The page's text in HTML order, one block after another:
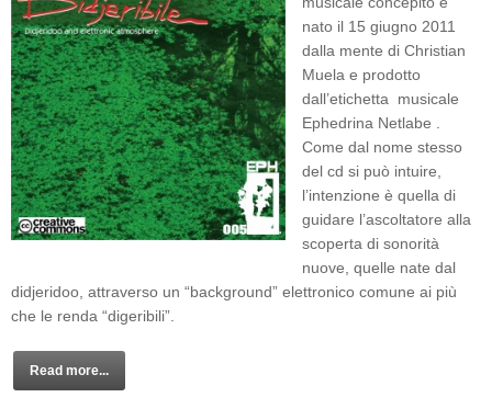
nato il 15 giugno 2011
dalla mente di Christian
Muela e prodotto
dall’etichetta musicale
Ephedrina Netlabe .
Come dal nome stesso
del cd si può intuire,
l’intenzione è quella di
guidare l’ascoltatore alla
scoperta di sonorità
nuove, quelle nate dal
didjeridoo, attraverso un “background” elettronico comune ai più
che le renda “digeribili”.
Read more...